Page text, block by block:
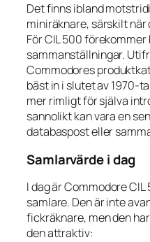
Det finns ibland
miniräknare, särskilt
För CIL 500 förekommer
sammanställningar.
Commodores
bäst in i slutet av 1970-
mer rimligt för själva
sannolikt kan vara en
databaspost eller
Samlarvärde i dag
I dag är Commodore
samlare. Den är inte
fickräknare, men den
den attraktiv: